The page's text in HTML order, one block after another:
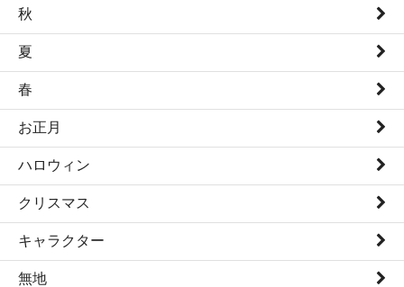
秋
夏
春
お正月
ハロウィン
クリスマス
キャラクター
無地